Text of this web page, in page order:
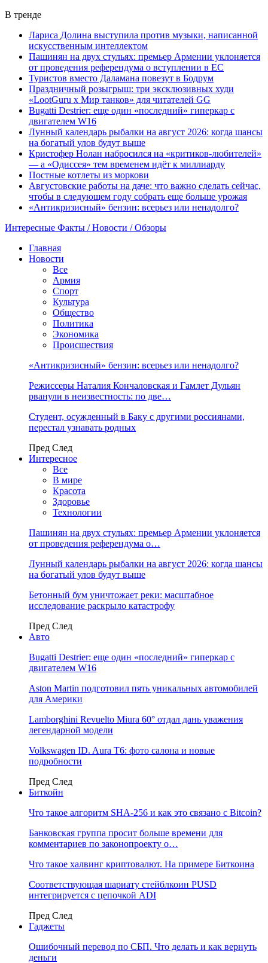
В тренде
Лариса Долина выступила против музыки, написанной
искусственным интеллектом
Пашинян на двух стульях: премьер Армении уклоняется
от проведения референдума о вступлении в ЕС
Туристов вместо Даламана повезут в Бодрум
Праздничный розыгрыш: три эксклюзивных худи
«LootGuru х Мир танков» для читателей GG
Bugatti Destrier: еще один «последний» гиперкар с
двигателем W16
Лунный календарь рыбалки на август 2026: когда шансы
на богатый улов будут выше
Кристофер Нолан набросился на «критиков-любителей»
— а «Одиссея» тем временем идёт к миллиарду
Постные котлеты из моркови
Августовские работы на даче: что важно сделать сейчас,
чтобы в следующем году собрать еще больше урожая
«Антикризисный» бензин: всерьез или ненадолго?
Интересные Факты / Новости / Обзоры
Главная
Новости
Все
Армия
Спорт
Культура
Общество
Политика
Экономика
Происшествия
«Антикризисный» бензин: всерьез или ненадолго?
Режиссеры Наталия Кончаловская и Гамлет Дульян
рванули в неизвестность: по две…
Студент, осужденный в Баку с другими россиянами,
перестал узнавать родных
Пред След
Интересное
Все
В мире
Красота
Здоровье
Технологии
Пашинян на двух стульях: премьер Армении уклоняется
от проведения референдума о…
Лунный календарь рыбалки на август 2026: когда шансы
на богатый улов будут выше
Бетонный бум уничтожает реки: масштабное
исследование раскрыло катастрофу
Пред След
Авто
Bugatti Destrier: еще один «последний» гиперкар с
двигателем W16
Aston Martin подготовил пять уникальных автомобилей
для Америки
Lamborghini Revuelto Miura 60° отдал дань уважения
легендарной модели
Volkswagen ID. Aura T6: фото салона и новые
подробности
Пред След
Биткойн
Что такое алгоритм SHA-256 и как это связано с Bitcoin?
Банковская группа просит больше времени для
комментариев по законопроекту о…
Что такое халвинг криптовалют. На примере Биткоина
Соответствующая шариату стейблкоин PUSD
интегрируется с цепочкой ADI
Пред След
Гаджеты
Ошибочный перевод по СБП. Что делать и как вернуть
деньги